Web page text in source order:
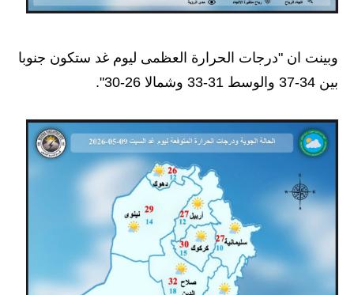
المرحلة الاعدادية
ملازم دراسية
المرحلة الابتدائية
المرحلة المتوسطة
المرحلة الاعدادية
دروس
المرحلة الابتدائية
المرحلة المتوسطة
وبينت ان "درجات الحرارة العظمى ليوم غد ستكون جنوبا
بين 34-37 والوسط 31-33 وشمالا 26-30".